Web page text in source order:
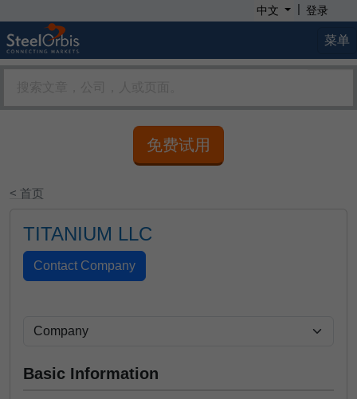
中文 | 登录
菜单
免费试用
< 首页
TITANIUM LLC
Basic Information